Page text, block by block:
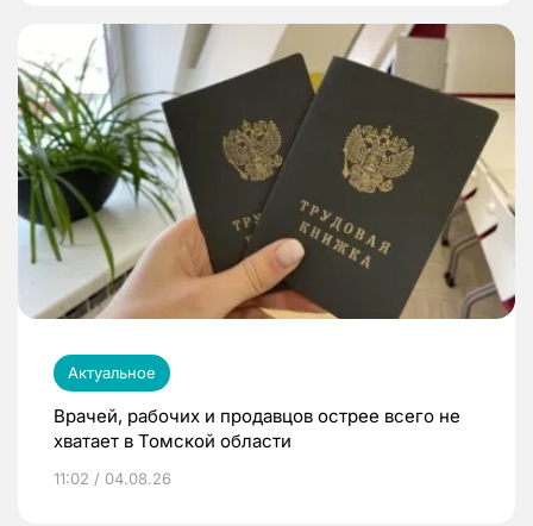
Актуальное
Врачей, рабочих и продавцов острее всего не
хватает в Томской области
11:02 / 04.08.26